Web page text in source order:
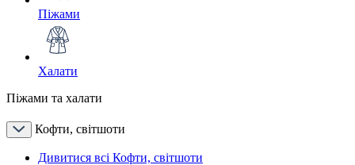
Піжами
Халати
Піжами та халати
Кофти, світшоти
Дивитися всі Кофти, світшоти